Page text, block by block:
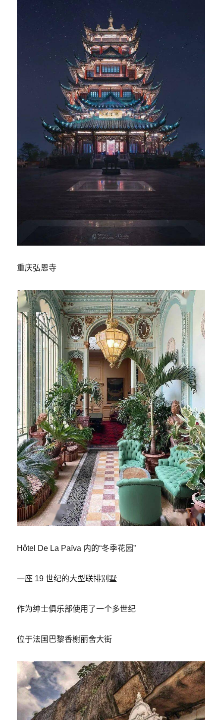
重庆弘恩寺
Hôtel De La Païva 内的“冬季花园”
一座 19 世纪的大型联排别墅
作为绅士俱乐部使用了一个多世纪
位于法国巴黎香榭丽舍大街